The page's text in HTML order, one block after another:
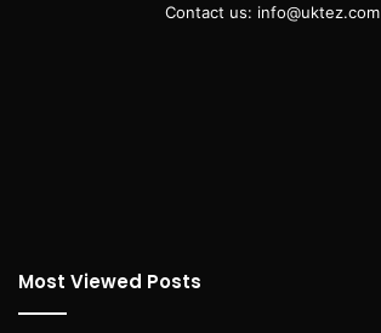
Contact us: info@uktez.com
Most Viewed Posts